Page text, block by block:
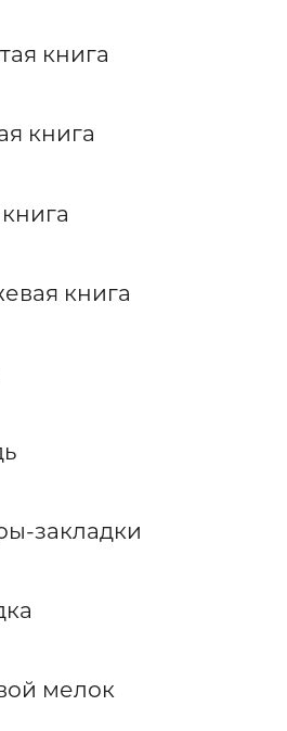
книга
книга
книга
закладки
мелок